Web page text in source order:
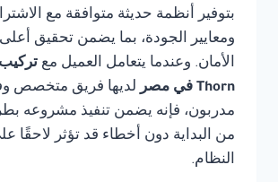
بتوفير أنظمة حديثة متوافقة مع
ومعايير الجودة، بما يضمن تحقيق
الأمان. وعندما يتعامل العميل مع
Thorn في مصر
لديها فريق متخصص
مدربون، فإنه يضمن تنفيذ مشروعه
من البداية دون أخطاء قد تؤثر لاحقًا
النظام.